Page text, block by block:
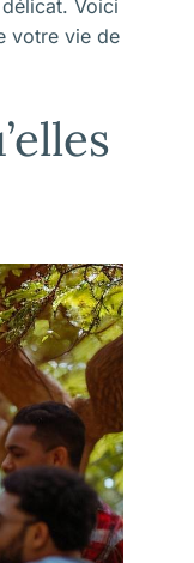
Voici
votre vie de